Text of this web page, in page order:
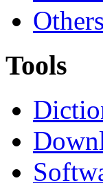
Others
Tools